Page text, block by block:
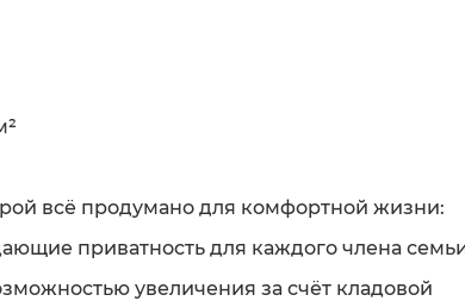
всё продумано для комфортной жизни:
приватность для каждого члена
увеличения за счёт кладовой